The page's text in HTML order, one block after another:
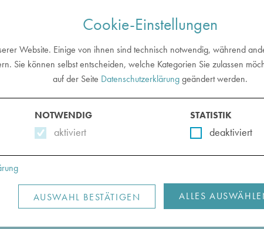
METHODEN IMPULSE
EXPONATE im Überblick
Passende Aspekte
?
Cookie-Einstellungen
Website. Einige von ihnen sind technisch notwendig, während
Sie können selbst entscheiden, welche Kategorien Sie zulassen
auf der Seite Datenschutzerklärunggeändert werden.
NOTWENDIG
aktiviert
STATISTIK
deaktiviert
AUSWAHL BESTÄTIGEN ALLES